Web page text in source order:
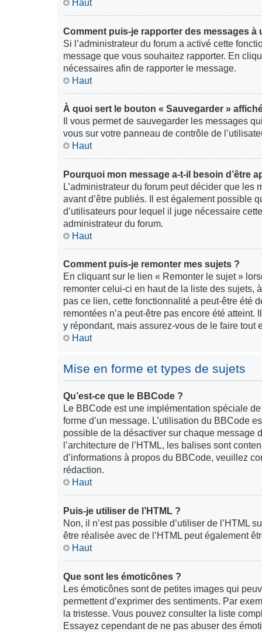
Haut
Comment puis-je rapporter des messages à
Si l’administrateur du forum a activé cette
message que vous souhaitez rapporter. En
nécessaires afin de rapporter le message.
Haut
À quoi sert le bouton « Sauvegarder »
Il vous permet de sauvegarder les messages
vous sur votre panneau de contrôle de
Haut
Pourquoi mon message a-t-il besoin d’être
L’administrateur du forum peut décider que
avant d’être publiés. Il est également possible
d’utilisateurs pour lequel il juge nécessaire
administrateur du forum.
Haut
Comment puis-je remonter mes sujets ?
En cliquant sur le lien « Remonter le sujet »
remonter celui-ci en haut de la liste des sujets,
pas ce lien, cette fonctionnalité a peut-être été
remontées n’a peut-être pas encore été
y répondant, mais assurez-vous de le faire tout
Haut
Mise en forme et types de sujets
Qu’est-ce que le BBCode ?
Le BBCode est une implémentation spéciale
forme d’un message. L’utilisation du BBCode
possible de la désactiver sur chaque message
l’architecture de l’HTML, les balises sont
d’informations à propos du BBCode, veuillez
rédaction.
Haut
Puis-je utiliser de l’HTML ?
Non, il n’est pas possible d’utiliser de l’HTML
être réalisée avec de l’HTML peut également
Haut
Que sont les émoticônes ?
Les émoticônes sont de petites images qui
permettent d’exprimer des sentiments. Par
la tristesse. Vous pouvez consulter la liste
Essayez cependant de ne pas abuser des